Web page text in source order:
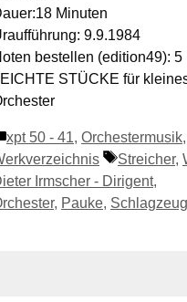
Minuten
9.9.1984
bestellen (edition49): 5
STÜCKE für
Kategorien
xpt 50 - 41, Orchestermusik,
Streicher,
Irmscher - Dirigent,
, Pauke, Schlagzeug